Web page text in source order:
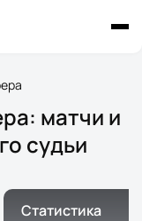
матчи и
судьи
Статистика